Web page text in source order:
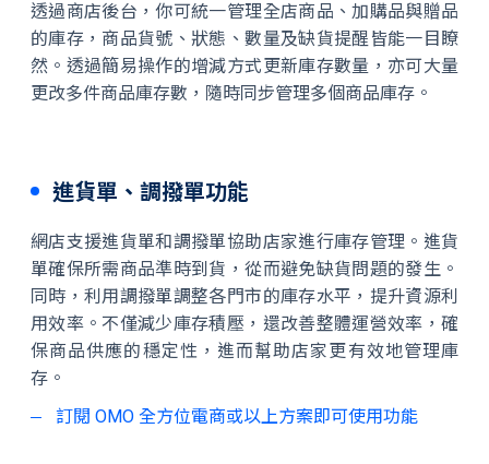
透過商店後台，你可統一管理全店商品、加購品與贈品
的庫存，商品貨號、狀態、數量及缺貨提醒皆能一目瞭
然。透過簡易操作的增減方式更新庫存數量，亦可大量
更改多件商品庫存數，隨時同步管理多個商品庫存。
進貨單、調撥單功能
網店支援進貨單和調撥單協助店家進行庫存管理。進貨
單確保所需商品準時到貨，從而避免缺貨問題的發生。
同時，利用調撥單調整各門市的庫存水平，提升資源利
用效率。不僅減少庫存積壓，還改善整體運營效率，確
保商品供應的穩定性，進而幫助店家更有效地管理庫
存。
訂閱 OMO 全方位電商或以上方案即可使用功能